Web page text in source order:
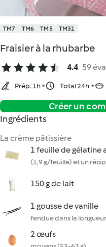
TM7 TM6 TM5 TM31
Fraisier à la rhubarbe
4.4 59
Prép. 1h Total 24h
Créer un
Ingrédients
La crème pâtissière
1 feuille de gélatine
(1,9 g/feuille) et un
150 g de lait
1 gousse de vanille
fendue dans la longueur
2 œufs